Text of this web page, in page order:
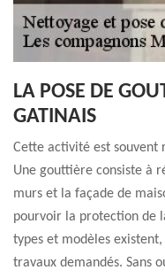
LA POSE DE
GATINAIS
Cette activité est
Une gouttière consiste à
murs et la façade de
pourvoir la protection de
types et modèles
travaux demandés. Sans